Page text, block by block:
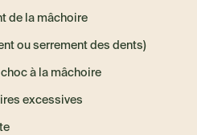
de la mâchoire
ou serrement des dents)
à la mâchoire
excessives